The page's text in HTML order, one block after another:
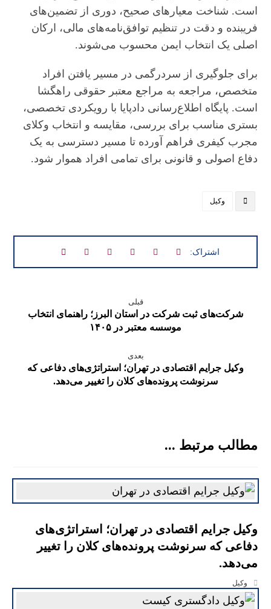
است. شناخت معیارهای صحیح، دوری از تضمین‌های
فریبنده و دقت در تنظیم توافق‌نامه‌های مالی، ارکان
اصلی یک انتخاب ایمن محسوب می‌شوند.
​برای جلوگیری از سردرگمی در مسیر یافتن افراد
متخصص، مراجعه به مراجع معتبر حقوقی راهگشا
است. پایگاه اطلاع‌رسانی دادپایا با رویکردی تخصصی،
بستری مناسب برای بررسی، مقایسه و انتخاب وکلای
مجرب کیفری فراهم آورده تا مسیر دسترسی به یک
دفاع اصولی و قانونی برای تمامی افراد هموار شود.
وکیل
قبلی
شرکت‌های ثبت شرکت در استان البرز؛ راهنمای انتخاب
موسسه معتبر در ۱۴۰۵
بعدی
وکیل جرایم اقتصادی در تهران؛ استراتژی‌های دفاعی که
سرنوشت پرونده‌های کلان را تغییر می‌دهد.
مطالب مرتبط ...
وکیل جرایم اقتصادی در تهران؛ استراتژی‌های
دفاعی که سرنوشت پرونده‌های کلان را تغییر
می‌دهد.
وکیل